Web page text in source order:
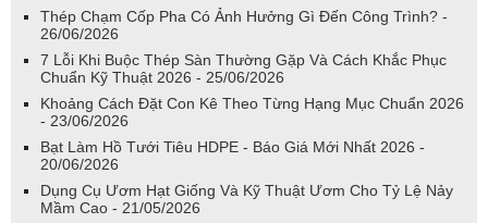
Thép Chạm Cốp Pha Có Ảnh Hưởng Gì Đến Công Trình? -
26/06/2026
7 Lỗi Khi Buộc Thép Sàn Thường Gặp Và Cách Khắc Phục
Chuẩn Kỹ Thuật 2026 - 25/06/2026
Khoảng Cách Đặt Con Kê Theo Từng Hạng Mục Chuẩn 2026
- 23/06/2026
Bạt Làm Hồ Tưới Tiêu HDPE - Báo Giá Mới Nhất 2026 -
20/06/2026
Dụng Cụ Ươm Hạt Giống Và Kỹ Thuật Ươm Cho Tỷ Lệ Nảy
Mầm Cao - 21/05/2026